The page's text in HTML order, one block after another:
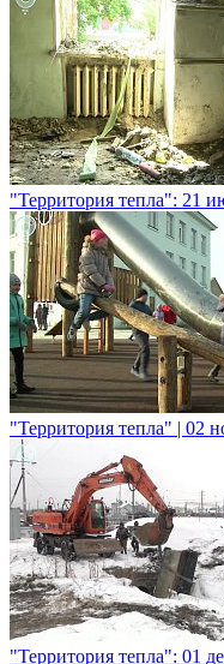
"Территория тепла": 21
"Территория тепла" | 02
"Территория тепла": 01